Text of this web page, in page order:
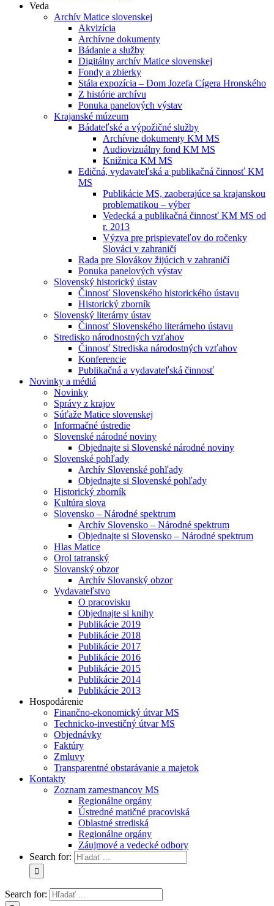
Veda
Archív Matice slovenskej
Akvizícia
Archívne dokumenty
Bádanie a služby
Digitálny archív Matice slovenskej
Fondy a zbierky
Stála expozícia – Dom Jozefa Cígera Hronského
Z histórie archívu
Ponuka panelových výstav
Krajanské múzeum
Bádateľské a výpožičné služby
Archívne dokumenty KM MS
Audiovizuálny fond KM MS
Knižnica KM MS
Edičná, vydavateľská a publikačná činnosť KM
MS
Publikácie MS, zaoberajúce sa krajanskou
problematikou – výber
Vedecká a publikačná činnosť KM MS od
r. 2013
Výzva pre prispievateľov do ročenky
Slováci v zahraničí
Rada pre Slovákov žijúcich v zahraničí
Ponuka panelových výstav
Slovenský historický ústav
Činnosť Slovenského historického ústavu
Historický zborník
Slovenský literárny ústav
Činnosť Slovenského literárneho ústavu
Stredisko národnostných vzťahov
Činnosť Strediska národostných vzťahov
Konferencie
Publikačná a vydavateľská činnosť
Novinky a médiá
Novinky
Správy z krajov
Súťaže Matice slovenskej
Informačné ústredie
Slovenské národné noviny
Objednajte si Slovenské národné noviny
Slovenské pohľady
Archív Slovenské pohľady
Objednajte si Slovenské pohľady
Historický zborník
Kultúra slova
Slovensko – Národné spektrum
Archív Slovensko – Národné spektrum
Objednajte si Slovensko – Národné spektrum
Hlas Matice
Orol tatranský
Slovanský obzor
Archív Slovanský obzor
Vydavateľstvo
O pracovisku
Objednajte si knihy
Publikácie 2019
Publikácie 2018
Publikácie 2017
Publikácie 2016
Publikácie 2015
Publikácie 2014
Publikácie 2013
Hospodárenie
Finančno-ekonomický útvar MS
Technicko-investičný útvar MS
Objednávky
Faktúry
Zmluvy
Transparentné obstarávanie a majetok
Kontakty
Zoznam zamestnancov MS
Regionálne orgány
Ústredné matičné pracoviská
Oblastné strediská
Regionálne orgány
Záujmové a vedecké odbory
Search for:
Search for: